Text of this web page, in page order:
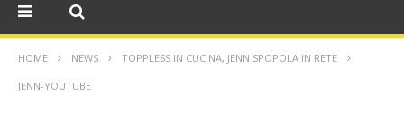
HOME NEWS TOPPLESS IN CUCINA, JENN SPOPOLA IN RETE
JENN-YOUTUBE